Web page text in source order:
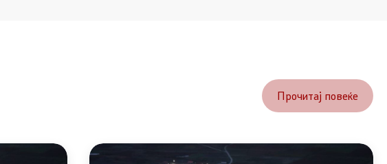
Прочитај повеќе